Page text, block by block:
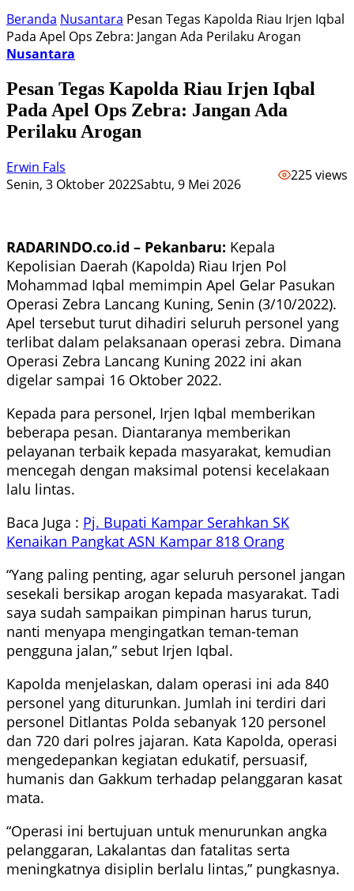
Beranda Nusantara Pesan Tegas Kapolda Riau Irjen Iqbal
Pada Apel Ops Zebra: Jangan Ada Perilaku Arogan
Nusantara
Pesan Tegas Kapolda Riau Irjen Iqbal
Pada Apel Ops Zebra: Jangan Ada
Perilaku Arogan
Erwin Fals
Senin, 3 Oktober 2022Sabtu, 9 Mei 2026
225 views
RADARINDO.co.id – Pekanbaru: Kepala
Kepolisian Daerah (Kapolda) Riau Irjen Pol
Mohammad Iqbal memimpin Apel Gelar Pasukan
Operasi Zebra Lancang Kuning, Senin (3/10/2022).
Apel tersebut turut dihadiri seluruh personel yang
terlibat dalam pelaksanaan operasi zebra. Dimana
Operasi Zebra Lancang Kuning 2022 ini akan
digelar sampai 16 Oktober 2022.
Kepada para personel, Irjen Iqbal memberikan
beberapa pesan. Diantaranya memberikan
pelayanan terbaik kepada masyarakat, kemudian
mencegah dengan maksimal potensi kecelakaan
lalu lintas.
Baca Juga : Pj. Bupati Kampar Serahkan SK
Kenaikan Pangkat ASN Kampar 818 Orang
“Yang paling penting, agar seluruh personel jangan
sesekali bersikap arogan kepada masyarakat. Tadi
saya sudah sampaikan pimpinan harus turun,
nanti menyapa mengingatkan teman-teman
pengguna jalan,” sebut Irjen Iqbal.
Kapolda menjelaskan, dalam operasi ini ada 840
personel yang diturunkan. Jumlah ini terdiri dari
personel Ditlantas Polda sebanyak 120 personel
dan 720 dari polres jajaran. Kata Kapolda, operasi
mengedepankan kegiatan edukatif, persuasif,
humanis dan Gakkum terhadap pelanggaran kasat
mata.
“Operasi ini bertujuan untuk menurunkan angka
pelanggaran, Lakalantas dan fatalitas serta
meningkatnya disiplin berlalu lintas,” pungkasnya.